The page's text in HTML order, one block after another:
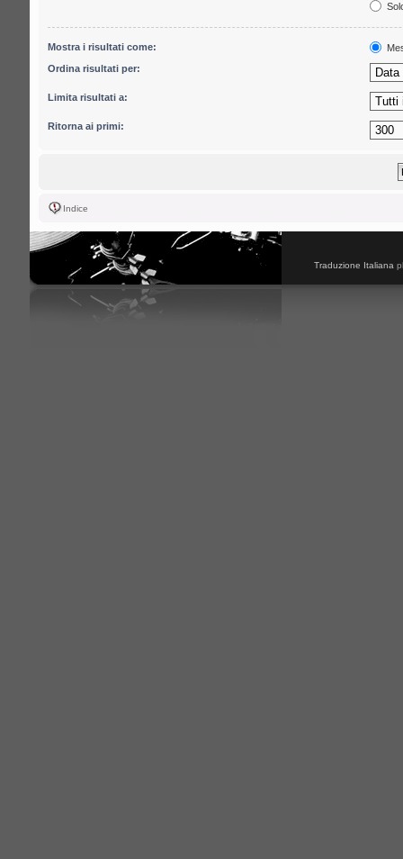
Mostra i risultati come:
Ordina risultati per:
Limita risultati a:
Ritorna ai primi:
Indice
Traduzione Italiana